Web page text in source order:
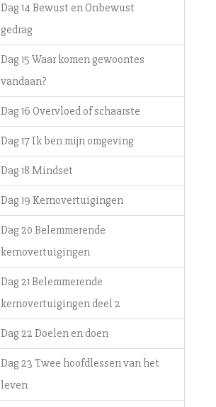
Dag 14 Bewust en Onbewust
gedrag
Dag 15 Waar komen gewoontes
vandaan?
Dag 16 Overvloed of schaarste
Dag 17 Ik ben mijn omgeving
Dag 18 Mindset
Dag 19 Kernovertuigingen
Dag 20 Belemmerende
kernovertuigingen
Dag 21 Belemmerende
kernovertuigingen deel 2
Dag 22 Doelen en doen
Dag 23 Twee hoofdlessen van het
leven